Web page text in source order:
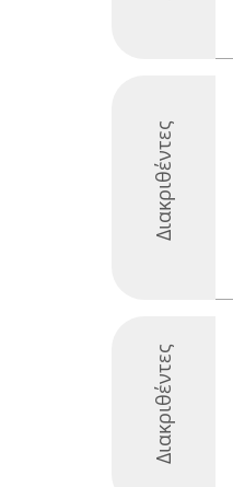
Διακριθέντες
Διακριθέντες